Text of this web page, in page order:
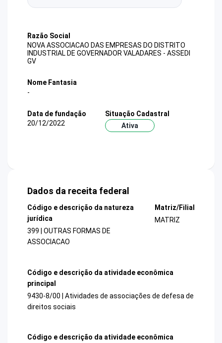
Razão Social
NOVA ASSOCIACAO DAS EMPRESAS DO DISTRITO
INDUSTRIAL DE GOVERNADOR VALADARES - ASSEDI
GV
Nome Fantasia
-
Data de fundação
20/12/2022
Situação Cadastral
Ativa
Dados da receita federal
Código e descrição da natureza
jurídica
399 | OUTRAS FORMAS DE
ASSOCIACAO
Matriz/Filial
MATRIZ
Código e descrição da atividade econômica
principal
9430-8/00 | Atividades de associações de defesa de
direitos sociais
Código e descrição da atividade econômica